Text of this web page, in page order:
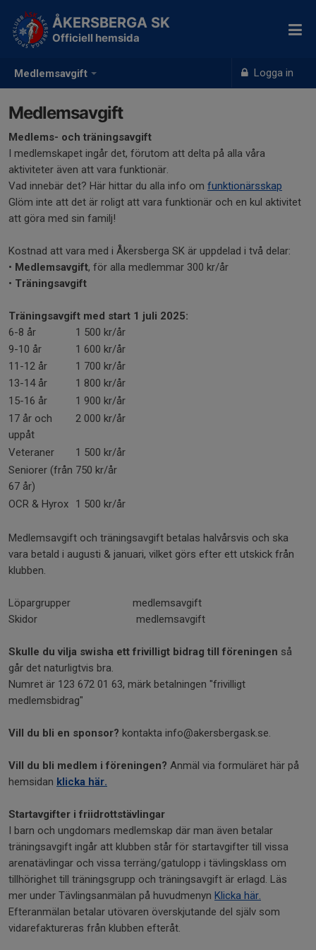
Medlemsavgift Logga in
ÅKERSBERGA SK
Officiell hemsida
Medlemsavgift
Medlems- och träningsavgift
I medlemskapet ingår det, förutom att delta på alla våra
aktiviteter även att vara funktionär.
Vad innebär det? Här hittar du alla info om funktionärsskap
Glöm inte att det är roligt att vara funktionär och en kul aktivitet
att göra med sin familj!
Kostnad att vara med i Åkersberga SK är uppdelad i två delar:
• Medlemsavgift, för alla medlemmar 300 kr/år
• Träningsavgift
Träningsavgift med start 1 juli 2025:
6-8 år
1 500 kr/år
9-10 år
1 600 kr/år
11-12 år
1 700 kr/år
13-14 år
1 800 kr/år
15-16 år
1 900 kr/år
17 år och
uppåt
2 000 kr/år
Veteraner
1 500 kr/år
Seniorer (från
67 år)
750 kr/år
OCR & Hyrox 1 500 kr/år
Medlemsavgift och träningsavgift betalas halvårsvis och ska
vara betald i augusti & januari, vilket görs efter ett utskick från
klubben.
Löpargrupper medlemsavgift
Skidor medlemsavgift
Skulle du vilja swisha ett frivilligt bidrag till föreningen så
går det naturligtvis bra.
Numret är 123 672 01 63, märk betalningen "frivilligt
medlemsbidrag"
Vill du bli en sponsor? kontakta info@akersbergask.se.
Vill du bli medlem i föreningen? Anmäl via formuläret här på
hemsidan klicka här.
Startavgifter i friidrottstävlingar
I barn och ungdomars medlemskap där man även betalar
träningsavgift ingår att klubben står för startavgifter till vissa
arenatävlingar och vissa terräng/gatulopp i tävlingsklass om
tillhörighet till träningsgrupp och träningsavgift är erlagd. Läs
mer under Tävlingsanmälan på huvudmenyn Klicka här.
Efteranmälan betalar utövaren överskjutande del själv som
vidarefaktureras från klubben efteråt.